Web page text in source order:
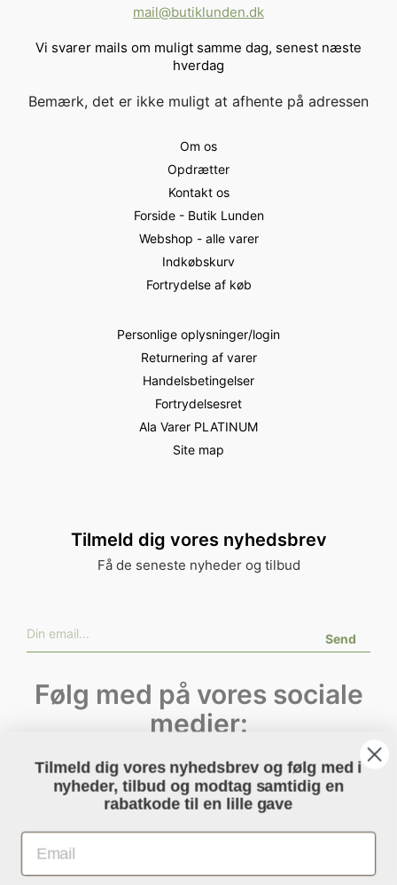
mail@butiklunden.dk
Vi svarer mails om muligt samme dag, senest næste
hverdag
Bemærk, det er ikke muligt at afhente på adressen
Om os
Opdrætter
Kontakt os
Forside - Butik Lunden
Webshop - alle varer
Indkøbskurv
Fortrydelse af køb
Personlige oplysninger/login
Returnering af varer
Handelsbetingelser
Fortrydelsesret
Ala Varer PLATINUM
Site map
Tilmeld dig vores nyhedsbrev
Få de seneste nyheder og tilbud
Send
Følg med på vores sociale
medier:
Instagram
Facebook
Tilmeld dig vores nyhedsbrev og følg med i
nyheder, tilbud og modtag samtidig en
rabatkode til en lille gave
Email